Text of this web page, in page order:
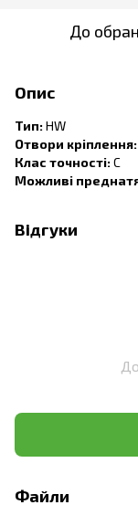
До
Опис
Тип:HW
Отвори кріплення:
Клас точності:C
Можливі
Відгуки
Файли